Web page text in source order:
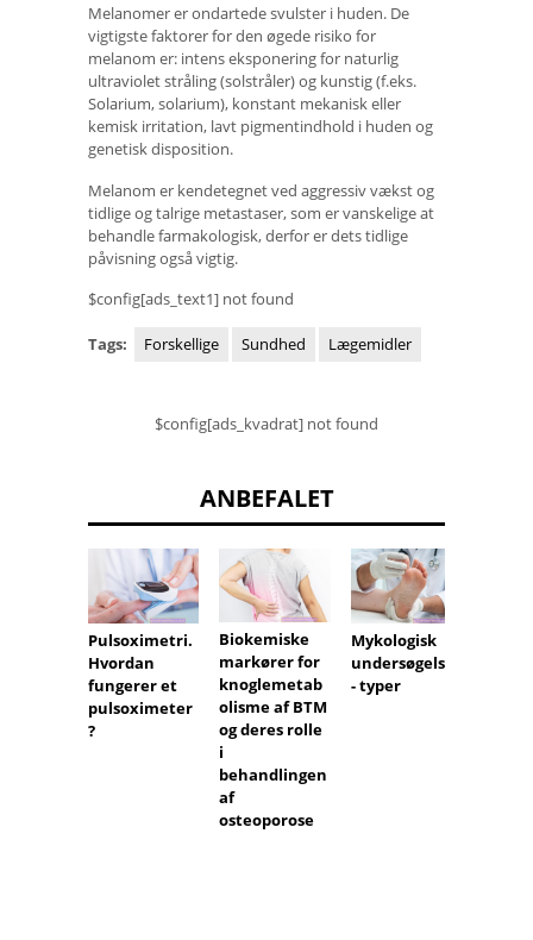
Melanomer er ondartede svulster i huden. De
vigtigste faktorer for den øgede risiko for
melanom er: intens eksponering for naturlig
ultraviolet stråling (solstråler) og kunstig (f.eks.
Solarium, solarium), konstant mekanisk eller
kemisk irritation, lavt pigmentindhold i huden og
genetisk disposition.
Melanom er kendetegnet ved aggressiv vækst og
tidlige og talrige metastaser, som er vanskelige at
behandle farmakologisk, derfor er dets tidlige
påvisning også vigtig.
$config[ads_text1] not found
Tags: Forskellige Sundhed Lægemidler
$config[ads_kvadrat] not found
ANBEFALET
Pulsoximetri.
Hvordan
fungerer et
pulsoximeter
?
Biokemiske
markører for
knoglemetab
olisme af BTM
og deres rolle
i
behandlingen
af ​​
osteoporose
Mykologisk
undersøgelse
- typer